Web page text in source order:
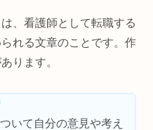
、看護師として転職する
れる文章のことです。作
ります。
いて自分の意見や考え